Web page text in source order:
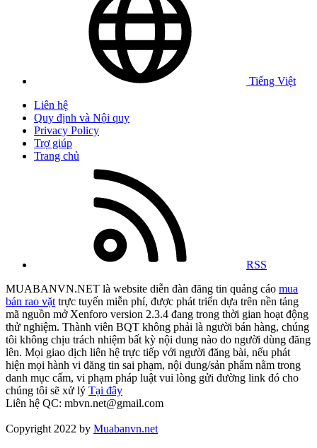
Tiếng Việt
Liên hệ
Quy định và Nội quy
Privacy Policy
Trợ giúp
Trang chủ
RSS
MUABANVN.NET là website diễn đàn đăng tin quảng cáo mua
bán rao vặt trực tuyến miễn phí, được phát triển dựa trên nền tảng
mã nguồn mở Xenforo version 2.3.4 đang trong thời gian hoạt động
thử nghiệm. Thành viên BQT không phải là người bán hàng, chúng
tôi không chịu trách nhiệm bất kỳ nội dung nào do người dùng đăng
lên. Mọi giao dịch liên hệ trực tiếp với người đăng bài, nếu phát
hiện mọi hành vi đăng tin sai phạm, nội dung/sản phẩm nằm trong
danh mục cấm, vi phạm pháp luật vui lòng gửi đường link đó cho
chúng tôi sẽ xử lý Tại đây
Liên hệ QC: mbvn.net@gmail.com
Copyright 2022 by Muabanvn.net